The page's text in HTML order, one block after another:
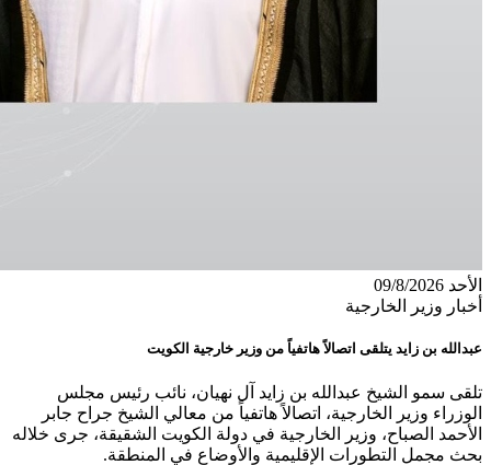
الأحد 09/8/2026
أخبار وزير الخارجية
عبدالله بن زايد يتلقى اتصالاً هاتفياً من وزير خارجية الكويت
تلقى سمو الشيخ عبدالله بن زايد آل نهيان، نائب رئيس مجلس
الوزراء وزير الخارجية، اتصالاً هاتفياً من معالي الشيخ جراح جابر
الأحمد الصباح، وزير الخارجية في دولة الكويت الشقيقة، جرى خلاله
بحث مجمل التطورات الإقليمية والأوضاع في المنطقة.